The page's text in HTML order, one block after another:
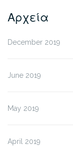
Αρχεία
December 2019
June 2019
May 2019
April 2019